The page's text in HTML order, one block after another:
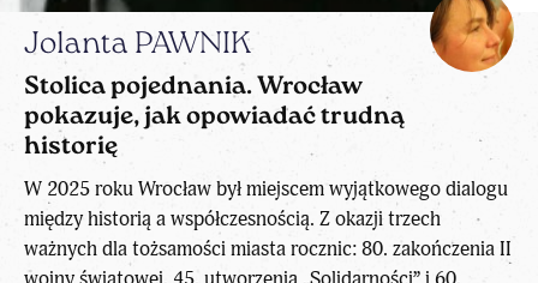
Jolanta PAWNIK
Stolica pojednania. Wrocław
pokazuje, jak opowiadać trudną
historię
W 2025 roku Wrocław był miejscem wyjątkowego dialogu
między historią a współczesnością. Z okazji trzech
ważnych dla tożsamości miasta rocznic: 80. zakończenia II